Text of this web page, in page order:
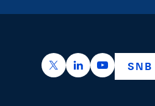
https://x.com/snb_bns
https://https://
SNB